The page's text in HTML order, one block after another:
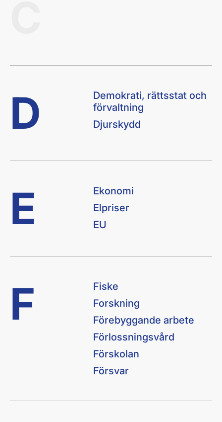
D
Demokrati, rättsstat och
förvaltning
Djurskydd
E
Ekonomi
Elpriser
EU
F
Fiske
Forskning
Förebyggande arbete
Förlossningsvård
Förskolan
Försvar